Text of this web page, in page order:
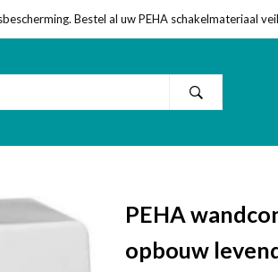
Bestel al uw PEHA schakelmateriaal
PEHA
opbouw